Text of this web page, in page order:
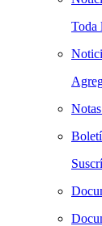
Toda